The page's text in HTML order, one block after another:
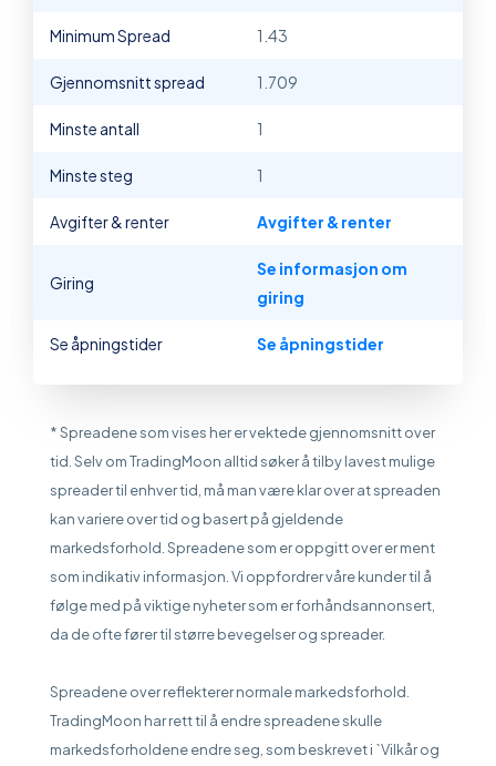
Minimum Spread 1.43
Gjennomsnitt spread 1.709
Minste antall 1
Minste steg 1
Avgifter & renter Avgifter & renter
Giring
Se informasjon om
giring
Se åpningstider Se åpningstider
* Spreadene som vises her er vektede gjennomsnitt over
tid. Selv om TradingMoon alltid søker å tilby lavest mulige
spreader til enhver tid, må man være klar over at spreaden
kan variere over tid og basert på gjeldende
markedsforhold. Spreadene som er oppgitt over er ment
som indikativ informasjon. Vi oppfordrer våre kunder til å
følge med på viktige nyheter som er forhåndsannonsert,
da de ofte fører til større bevegelser og spreader.
Spreadene over reflekterer normale markedsforhold.
TradingMoon har rett til å endre spreadene skulle
markedsforholdene endre seg, som beskrevet i `Vilkår og